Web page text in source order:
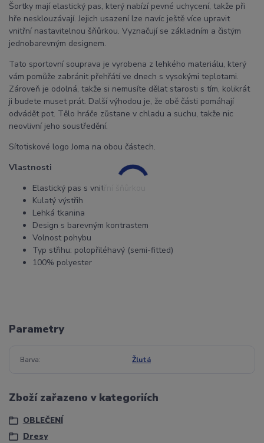
Šortky mají elastický pas, který nabízí pevné uchycení, takže při
hře nesklouzávají. Jejich usazení lze navíc ještě více upravit
vnitřní nastavitelnou šňůrkou. Vyznačují se základním a čistým
jednobarevným designem.
Tato sportovní souprava je vyrobena z lehkého materiálu, který
vám pomůže zabránit přehřátí ve dnech s vysokými teplotami.
Zároveň je odolná, takže si nemusíte dělat starosti s tím, kolikrát
ji budete muset prát. Další výhodou je, že obě části pomáhají
odvádět pot. Tělo hráče zůstane v chladu a suchu, takže nic
neovlivní jeho soustředění.
Sítotiskové logo Joma na obou částech.
Vlastnosti
Elastický pas s vnitřní šňůrkou
Kulatý výstřih
Lehká tkanina
Design s barevným kontrastem
Volnost pohybu
Typ střihu: polopřiléhavý (semi-fitted)
100% polyester
Parametry
Barva Žlutá
Zboží zařazeno v kategoriích
OBLEČENÍ
Dresy